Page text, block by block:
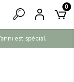
est spécial.
0